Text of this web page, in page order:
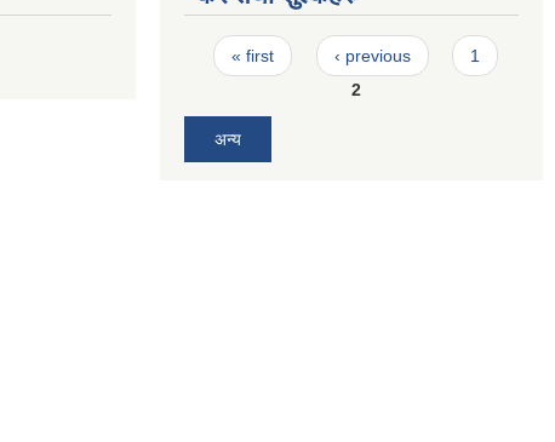
Pages
« first ‹ previous
1
2
अन्य